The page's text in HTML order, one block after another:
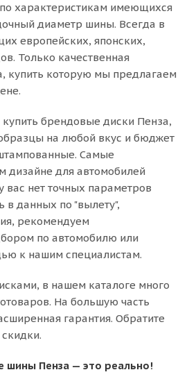
характеристикам имеющихся
диаметр шины. Всегда в
европейских, японских,
Только качественная
купить которую мы предлагаем
брендовые диски Пенза,
на любой вкус и бюджет
Самые
дизайне для автомобилей
вас нет точных параметров
в данных по "вылету",
рекомендуем
по автомобилю или
к нашим специалистам.
в нашем каталоге много
На большую часть
гарантия. Обратите
Пенза — это реально!